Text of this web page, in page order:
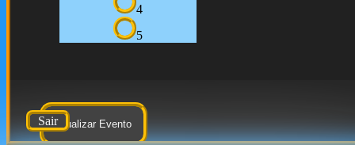
4
5
Atualizar Evento
Sair